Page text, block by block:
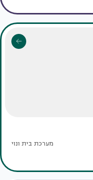
מערכת בית ונוי